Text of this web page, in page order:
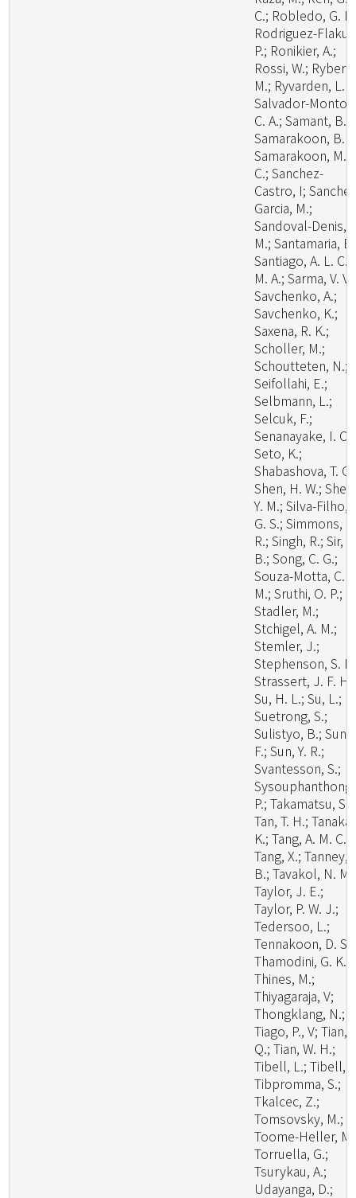
C.; Robledo, G.
Rodriguez-
P.; Ronikier, A.;
Rossi, W.; Ryberg,
M.; Ryvarden, L.
Salvador-
C. A.; Samant, B.;
Samarakoon, B.
Samarakoon, M.
C.; Sanchez-
Castro, I;
Garcia, M.;
Sandoval-Denis,
M.; Santamaria,
Santiago, A. L. C.
M. A.; Sarma, V. V.;
Savchenko, A.;
Savchenko, K.;
Saxena, R. K.;
Scholler, M.;
Schoutteten, N.;
Seifollahi, E.;
Selbmann, L.;
Selcuk, F.;
Senanayake, I. C.;
Seto, K.;
Shabashova, T.
Shen, H. W.;
Y. M.; Silva-Filho,
G. S.; Simmons,
R.; Singh, R.; Sir,
B.; Song, C. G.;
Souza-Motta, C.
M.; Sruthi, O. P.;
Stadler, M.;
Stchigel, A. M.;
Stemler, J.;
Stephenson, S.
Strassert, J. F. H.;
Su, H. L.; Su, L.;
Suetrong, S.;
Sulistyo, B.; Sun,
F.; Sun, Y. R.;
Svantesson, S.;
Sysouphanthong,
P.; Takamatsu, S.;
Tan, T. H.; Tanaka,
K.; Tang, A. M. C.;
Tang, X.; Tanney,
B.; Tavakol, N. M.;
Taylor, J. E.;
Taylor, P. W. J.;
Tedersoo, L.;
Tennakoon, D. S.;
Thamodini, G. K.;
Thines, M.;
Thiyagaraja, V;
Thongklang, N.;
Tiago, P., V; Tian,
Q.; Tian, W. H.;
Tibell, L.; Tibell,
Tibpromma, S.;
Tkalcec, Z.;
Tomsovsky, M.;
Toome-Heller,
Torruella, G.;
Tsurykau, A.;
Udayanga, D.;